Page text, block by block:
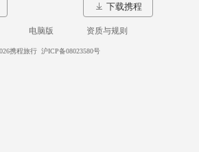
下载携程
电脑版 资质与规则
携程旅行 沪ICP备08023580号